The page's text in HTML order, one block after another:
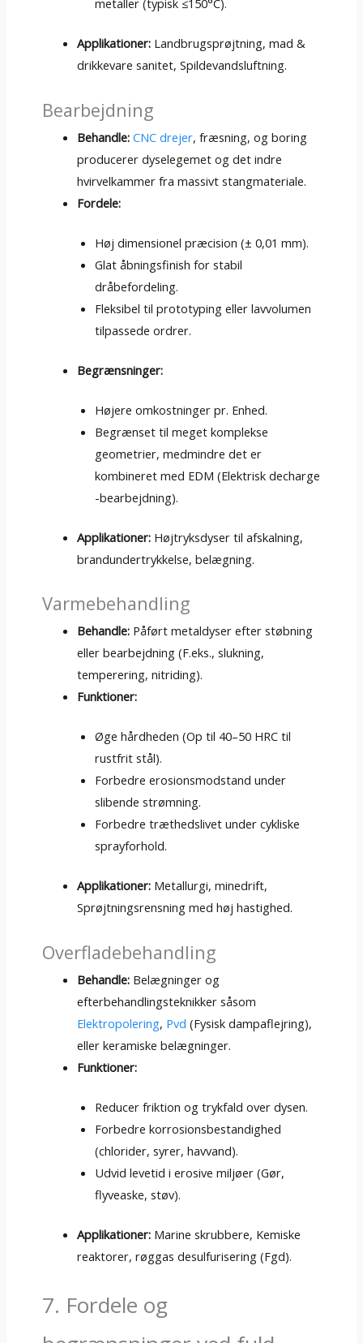
metaller (typisk ≤150°C).
Applikationer: Landbrugsprøjtning, mad &
drikkevare sanitet, Spildevandsluftning.
Bearbejdning
Behandle: CNC drejer, fræsning, og boring
producerer dyselegemet og det indre
hvirvelkammer fra massivt stangmateriale.
Fordele:
Høj dimensionel præcision (± 0,01 mm).
Glat åbningsfinish for stabil
dråbefordeling.
Fleksibel til prototyping eller lavvolumen
tilpassede ordrer.
Begrænsninger:
Højere omkostninger pr. Enhed.
Begrænset til meget komplekse
geometrier, medmindre det er
kombineret med EDM (Elektrisk decharge
-bearbejdning).
Applikationer: Højtryksdyser til afskalning,
brandundertrykkelse, belægning.
Varmebehandling
Behandle: Påført metaldyser efter støbning
eller bearbejdning (F.eks., slukning,
temperering, nitriding).
Funktioner:
Øge hårdheden (Op til 40–50 HRC til
rustfrit stål).
Forbedre erosionsmodstand under
slibende strømning.
Forbedre træthedslivet under cykliske
sprayforhold.
Applikationer: Metallurgi, minedrift,
Sprøjtningsrensning med høj hastighed.
Overfladebehandling
Behandle: Belægninger og
efterbehandlingsteknikker såsom
Elektropolering, Pvd (Fysisk dampaflejring),
eller keramiske belægninger.
Funktioner:
Reducer friktion og trykfald over dysen.
Forbedre korrosionsbestandighed
(chlorider, syrer, havvand).
Udvid levetid i erosive miljøer (Gør,
flyveaske, støv).
Applikationer: Marine skrubbere, Kemiske
reaktorer, røggas desulfurisering (Fgd).
7. Fordele og